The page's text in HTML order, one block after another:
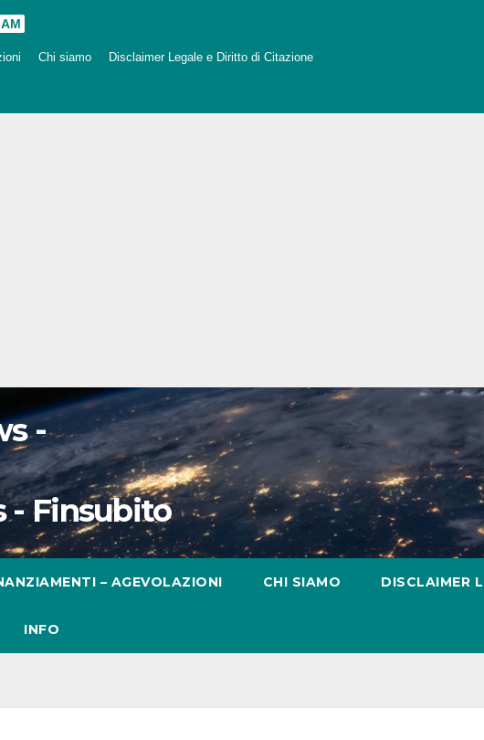
Chi siamo Disclaimer Legale e Diritto di Citazione
-
- Finsubito
– AGEVOLAZIONI CHI SIAMO DISCLAIMER
INFO